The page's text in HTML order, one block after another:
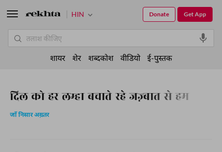
दिल को हर लम्हा बचाते रहे जज़्बात से हम
जाँ निसार अख़्तर
HIN Get App
Donate
शायर शेर शब्दकोश वीडियो ई-पुस्तक